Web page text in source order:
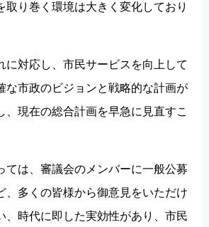
取り巻く環境は大きく変化しており
に対応し、市民サービスを向上して
な市政のビジョンと戦略的な計画が
、現在の総合計画を早急に見直すこ
ては、審議会のメンバーに一般公募
、多くの皆様から御意見をいただけ
、時代に即した実効性があり、市民